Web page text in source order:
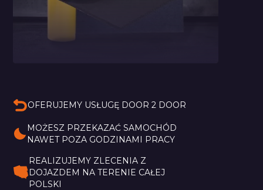
OFERUJEMY USŁUGĘ DOOR 2 DOOR
MOŻESZ PRZEKAZAĆ SAMOCHÓD
NAWET POZA GODZINAMI PRACY
REALIZUJEMY ZLECENIA Z
DOJAZDEM NA TERENIE CAŁEJ
POLSKI